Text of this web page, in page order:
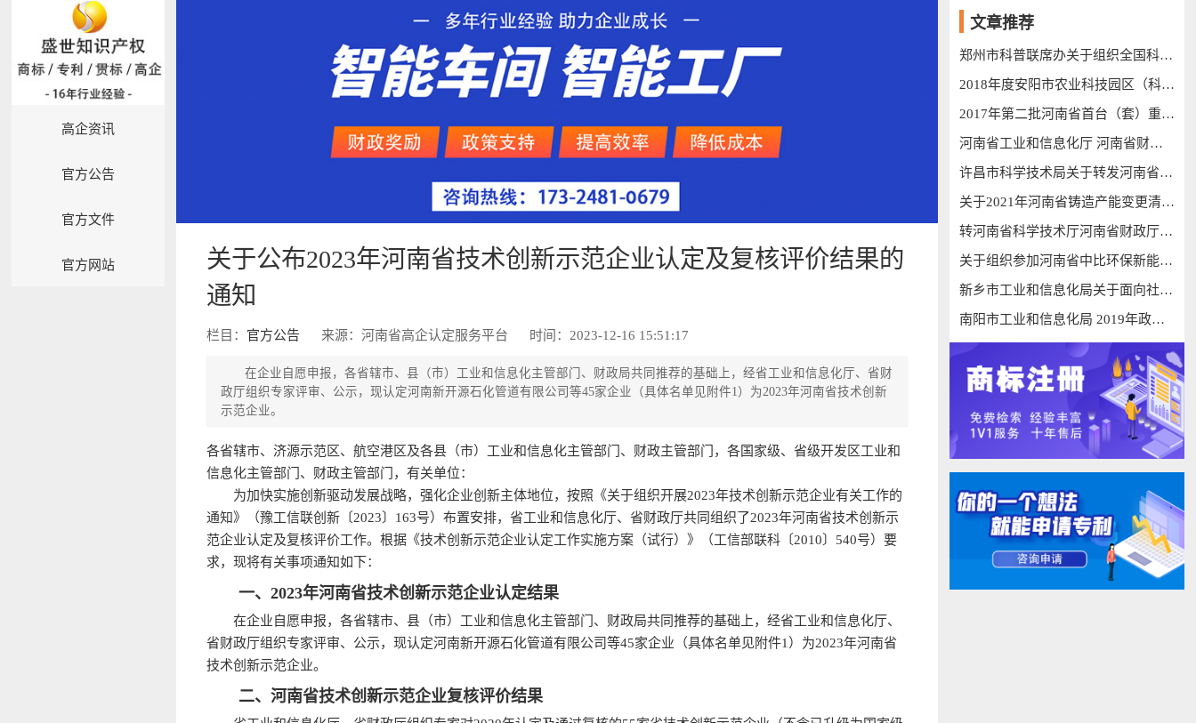
高企资讯
官方公告
官方文件
官方网站
关于公布2023年河南省技术创新示范企业认定及复核评价结果的
通知
栏目： 官方公告 来源：河南省高企认定服务平台 时间：2023-12-16 15:51:17
在企业自愿申报，各省辖市、县（市）工业和信息化主管部门、财政局共同推荐的基础上，经省工业和信息化厅、省财
政厅组织专家评审、公示，现认定河南新开源石化管道有限公司等45家企业（具体名单见附件1）为2023年河南省技术创新
示范企业。
各省辖市、济源示范区、航空港区及各县（市）工业和信息化主管部门、财政主管部门，各国家级、省级开发区工业和
信息化主管部门、财政主管部门，有关单位：
为加快实施创新驱动发展战略，强化企业创新主体地位，按照《关于组织开展2023年技术创新示范企业有关工作的
通知》（豫工信联创新〔2023〕163号）布置安排，省工业和信息化厅、省财政厅共同组织了2023年河南省技术创新示
范企业认定及复核评价工作。根据《技术创新示范企业认定工作实施方案（试行）》（工信部联科〔2010〕540号）要
求，现将有关事项通知如下：
一、2023年河南省技术创新示范企业认定结果
在企业自愿申报，各省辖市、县（市）工业和信息化主管部门、财政局共同推荐的基础上，经省工业和信息化厅、
省财政厅组织专家评审、公示，现认定河南新开源石化管道有限公司等45家企业（具体名单见附件1）为2023年河南省
技术创新示范企业。
二、河南省技术创新示范企业复核评价结果
文章推荐
郑州市科普联席办关于组织全国科普讲解大赛报名的通知
2018年度安阳市农业科技园区（科技示范基地）拟认定公示
2017年第二批河南省首台（套）重大技术装备认定产品名单
河南省工业和信息化厅 河南省财政厅关于制造业灾后重建专项资金拟支持企业的公示
许昌市科学技术局关于转发河南省科学技术厅 河南省财政厅《关于组织申报2022年度河南省重点研发专项的通知》的通知
关于2021年河南省铸造产能变更清单的公示
转河南省科学技术厅河南省财政厅关于印发《河南省新型研发机构备案和绩效评价办法（试行）》的通知
关于组织参加河南省中比环保新能源技术对接会的通知
新乡市工业和信息化局关于面向社会公开征求《新乡市数智谷建设运营方案》《关于支持新乡数智谷建设的若干政策措施(试行)》(征求意见稿)意见的公告
南阳市工业和信息化局 2019年政府信息公开工作年度报告